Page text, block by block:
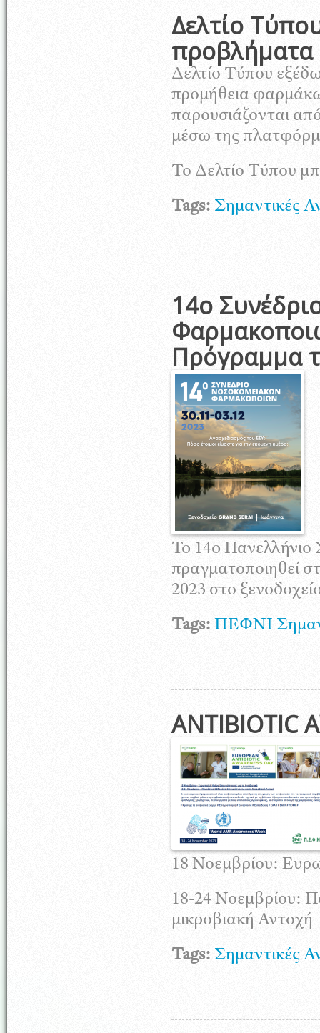
Δελτίο
Δελτίο Τύπου
προμήθεια
παρουσιάζονται
μέσω της
Το Δελτίο Τύπου
Tags: Σημαντικές
14ο
Πρόγραμμα
To 14o
πραγματοποιηθεί
2023 στο
Tags: ΠΕΦΝΙ
ANTIBIOTIC
18 Νοεμβρίου:
18-24 Νοεμβρίου:
μικροβιακή Αντοχή
Tags: Σημαντικές